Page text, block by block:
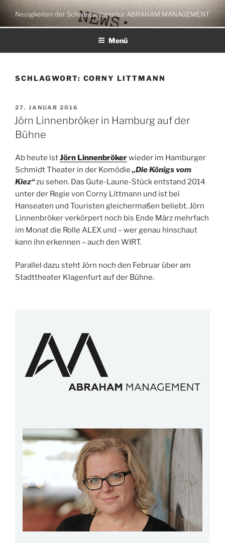
Zum
Inhalt
springen
Neuigkeiten der Schauspielagentur ABRAHAM MANAGEMENT
Menü
SCHLAGWORT: CORNY LITTMANN
VERÖFFENTLICHT
AM
27. JANUAR 2016
Jörn Linnenbröker in Hamburg auf der
Bühne
Ab heute istJörn Linnenbrökerwieder im Hamburger
Schmidt Theater in der Komödie„Die Königs vom
Kiez“zu sehen. Das Gute-Laune-Stück entstand 2014
unter der Regie von Corny Littmann und ist bei
Hanseaten und Touristen gleichermaßen beliebt. Jörn
Linnenbröker verkörpert noch bis Ende März mehrfach
im Monat die Rolle ALEX und – wer genau hinschaut
kann ihn erkennen – auch den WIRT.
Parallel dazu steht Jörn noch den Februar über am
Stadttheater Klagenfurt auf der Bühne.